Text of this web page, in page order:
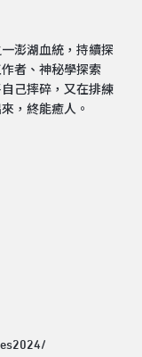
澎湖血統，持續探
者、神秘學探索
己摔碎，又在排練
，終能癒人。